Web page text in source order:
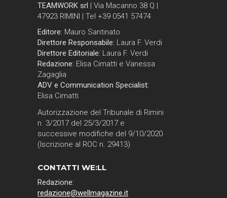
TEAMWORK srl | Via Macanno 38 Q |
47923 RIMINI | Tel +39 0541 57474
Editore: Mauro Santinato
Direttore Responsabile: Laura F. Verdi
Direttore Editoriale: Laura F. Verdi
Redazione: Elisa Cimatti e Vanessa
Zagaglia
ADV e Communication Specialist:
Elisa Cimatti
Autorizzazione del Tribunale di Rimini
n. 3/2017 del 25/3/2017 e
successive modifiche del 9/10/2020
(Iscrizione al ROC n. 29413)
CONTATTI WE:LL
Redazione:
redazione@wellmagazine.it